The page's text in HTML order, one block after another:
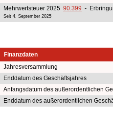
Mehrwertsteuer 2025 90.399 -
Seit 4. September 2025
Finanzdaten
Jahresversammlung
Enddatum des Geschäftsjahres
Anfangsdatum des außerordentlichen
Enddatum des außerordentlichen